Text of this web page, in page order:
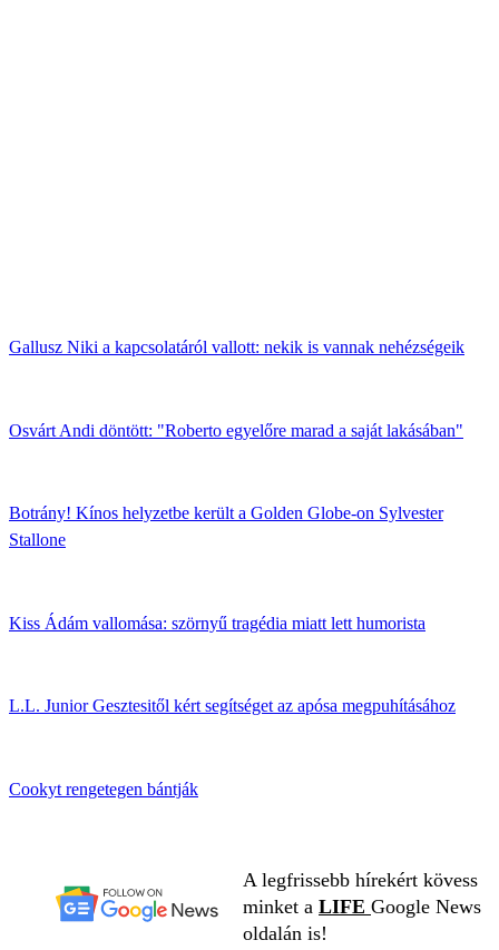
Gallusz Niki a kapcsolatáról vallott: nekik is vannak nehézségeik
Osvárt Andi döntött: "Roberto egyelőre marad a saját lakásában"
Botrány! Kínos helyzetbe került a Golden Globe-on Sylvester
Stallone
Kiss Ádám vallomása: szörnyű tragédia miatt lett humorista
L.L. Junior Gesztesitől kért segítséget az apósa megpuhításához
Cookyt rengetegen bántják
A legfrissebb hírekért kövess
minket a LIFE Google News
oldalán is!